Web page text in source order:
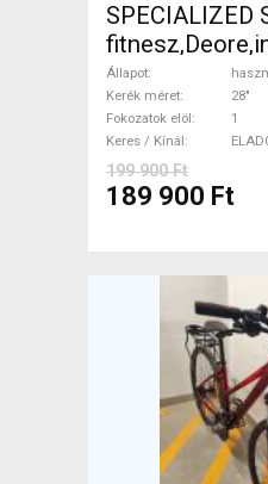
SPECIALIZED
hajtás,11sp
tárcsafék
Állapot
Kerék méret
28"
Fokozatok elöl
1
Keres / Kínál
199 900 Ft
189 900 Ft